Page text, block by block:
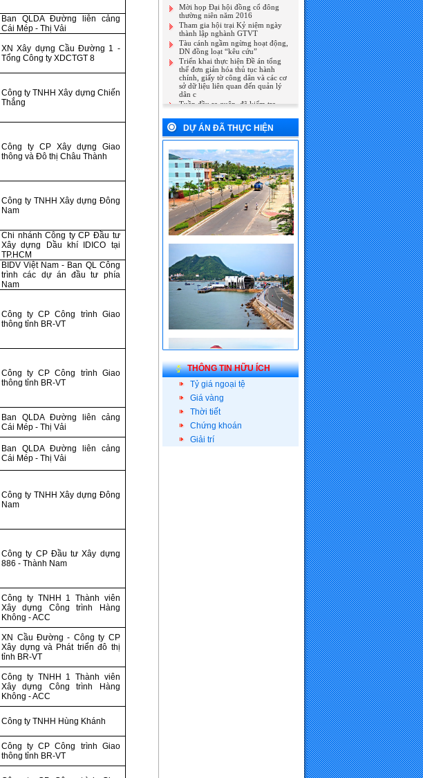
Ban QLDA Đường liên cảng
Cái Mép - Thị Vải
XN Xây dựng Cầu Đường 1 -
Tổng Công ty XDCTGT 8
Công ty TNHH Xây dựng Chiến
Thắng
Công ty CP Xây dựng Giao
thông và Đô thị Châu Thành
Công ty TNHH Xây dựng Đông
Nam
Chi nhánh Công ty CP Đầu tư
Xây dựng Dầu khí IDICO tại
TP.HCM
BIDV Việt Nam - Ban QL Công
trình các dự án đầu tư phía
Nam
Công ty CP Công trình Giao
thông tỉnh BR-VT
Công ty CP Công trình Giao
thông tỉnh BR-VT
Ban QLDA Đường liên cảng
Cái Mép - Thị Vải
Ban QLDA Đường liên cảng
Cái Mép - Thị Vải
Công ty TNHH Xây dựng Đông
Nam
Công ty CP Đầu tư Xây dựng
886 - Thành Nam
Công ty TNHH 1 Thành viên
Xây dựng Công trình Hàng
Không - ACC
XN Cầu Đường - Công ty CP
Xây dựng và Phát triển đô thị
tỉnh BR-VT
Công ty TNHH 1 Thành viên
Xây dựng Công trình Hàng
Không - ACC
Công ty TNHH Hùng Khánh
Công ty CP Công trình Giao
thông tỉnh BR-VT
thường niên năm 2016
Tham gia hội trại Kỷ niệm ngày
thành lập nghành GTVT
Tàu cánh ngầm ngừng hoạt động,
DN đồng loạt “kêu cứu”
Triển khai thực hiện Đề án tổng
thể đơn giản hóa thủ tục hành
chính, giấy tờ công dân và các cơ
sở dữ liệu liên quan đến quản lý
dân c
Tuần đầu ra quân, đã kiểm tra
hơn 4.000 xe và phát hiện 750 xe
Thứ trưởng Nguyễn Văn Thể chủ
trì cuộc họp rà soát thiết kế Dự án
đầu tư xây dựng công trình mở
Dự án đường ven biển Dung Quất
- Sa Huỳnh: Được phân bổ 770 tỷ
đồng vốn TPCP
DỰ ÁN ĐÃ THỰC HIỆN
THÔNG TIN HỮU ÍCH
Tỷ giá ngoại tệ
Giá vàng
Thời tiết
Chứng khoán
Giải trí